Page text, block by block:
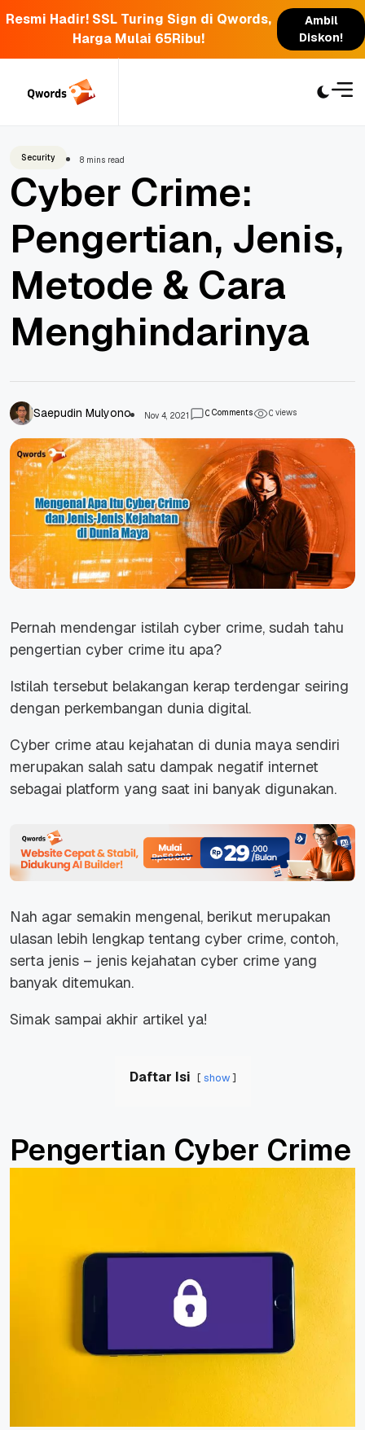
Resmi Hadir! SSL Turing Sign di Qwords,
Harga Mulai 65Ribu!
Ambil
Diskon!
Security 8 mins read
Cyber Crime:
Pengertian, Jenis,
Metode & Cara
Menghindarinya
Saepudin Mulyono Nov 4, 2021 0Comments 0views
Pernah mendengar istilah cyber crime, sudah tahu
pengertian cyber crime itu apa?
Istilah tersebut belakangan kerap terdengar seiring
dengan perkembangan dunia digital.
Cyber crime atau kejahatan di dunia maya sendiri
merupakan salah satu dampak negatif internet
sebagai platform yang saat ini banyak digunakan.
Nah agar semakin mengenal, berikut merupakan
ulasan lebih lengkap tentang cyber crime, contoh,
serta jenis – jenis kejahatan cyber crime yang
banyak ditemukan.
Simak sampai akhir artikel ya!
Daftar Isi show
Pengertian Cyber Crime